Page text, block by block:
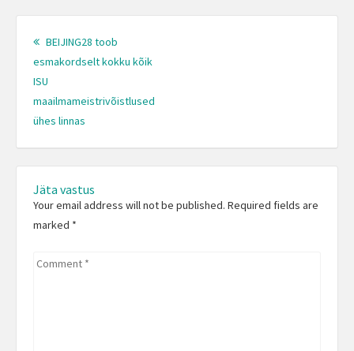
Post
navigation
BEIJING28 toob
esmakordselt kokku kõik
ISU
maailmameistrivõistlused
ühes linnas
Jäta vastus
Your email address will not be published. Required fields are
marked *
Comment